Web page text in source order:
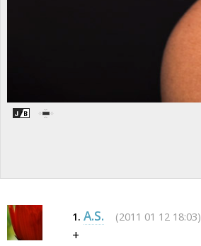
1. A.S. (2011 01 12 18:03)
+